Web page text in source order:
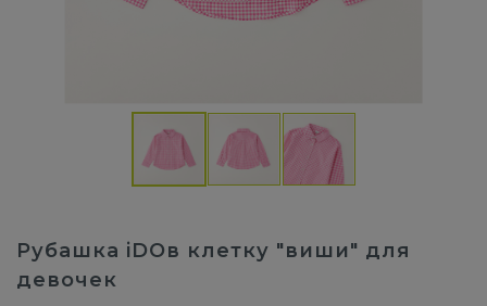
Рубашка iDOв клетку "виши" для
девочек